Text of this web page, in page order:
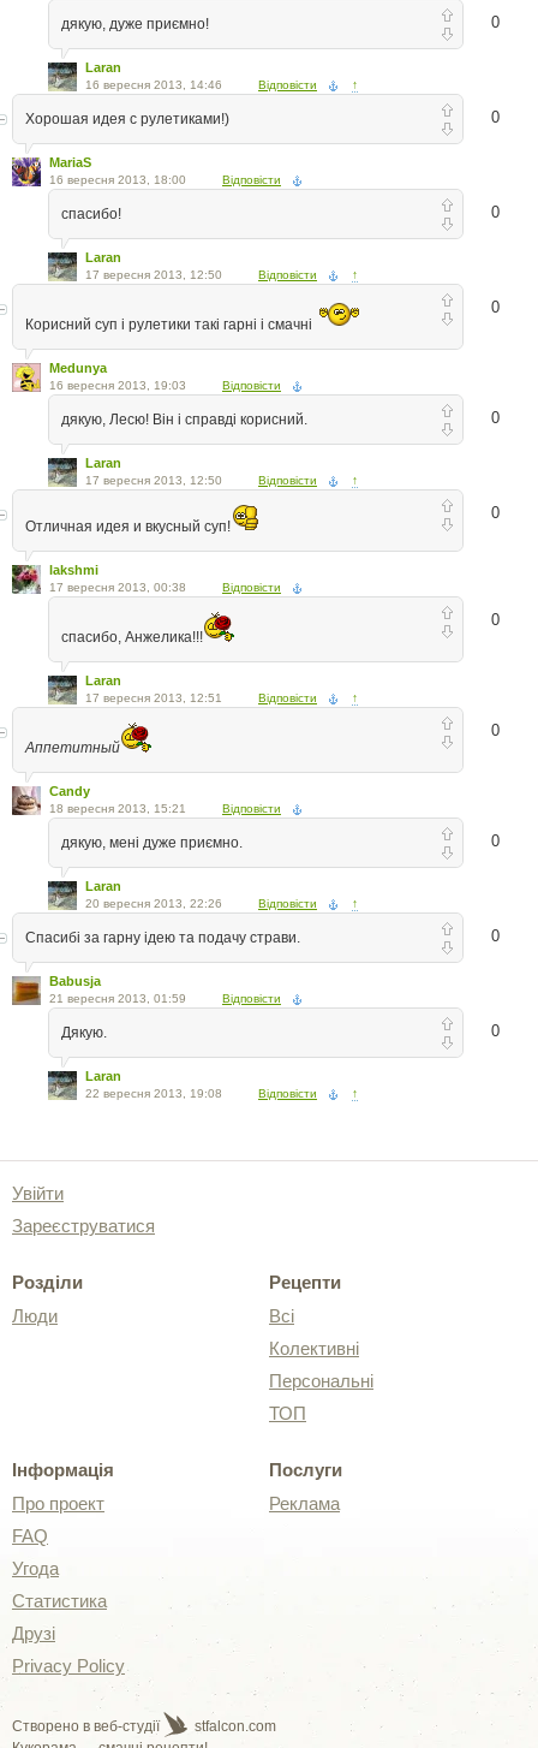
0
дякую, дуже приємно!
Laran
16 вересня 2013, 14:46 Відповісти ↑
0
Хорошая идея с рулетиками!)
MariaS
16 вересня 2013, 18:00 Відповісти
0
спасибо!
Laran
17 вересня 2013, 12:50 Відповісти ↑
0
Корисний суп і рулетики такі гарні і смачні
Medunya
16 вересня 2013, 19:03 Відповісти
0
дякую, Лесю! Він і справді корисний.
Laran
17 вересня 2013, 12:50 Відповісти ↑
0
Отличная идея и вкусный суп!
lakshmi
17 вересня 2013, 00:38 Відповісти
0
спасибо, Анжелика!!!
Laran
17 вересня 2013, 12:51 Відповісти ↑
0
Аппетитный
Candy
18 вересня 2013, 15:21 Відповісти
0
дякую, мені дуже приємно.
Laran
20 вересня 2013, 22:26 Відповісти ↑
0
Спасибі за гарну ідею та подачу страви.
Babusja
21 вересня 2013, 01:59 Відповісти
0
Дякую.
Laran
22 вересня 2013, 19:08 Відповісти ↑
Увійти
Зареєструватися
Розділи
Люди
Рецепти
Всі
Колективні
Персональні
ТОП
Інформація
Про проект
FAQ
Угода
Статистика
Друзі
Privacy Policy
Послуги
Реклама
Створено в веб-студії
stfalcon.com